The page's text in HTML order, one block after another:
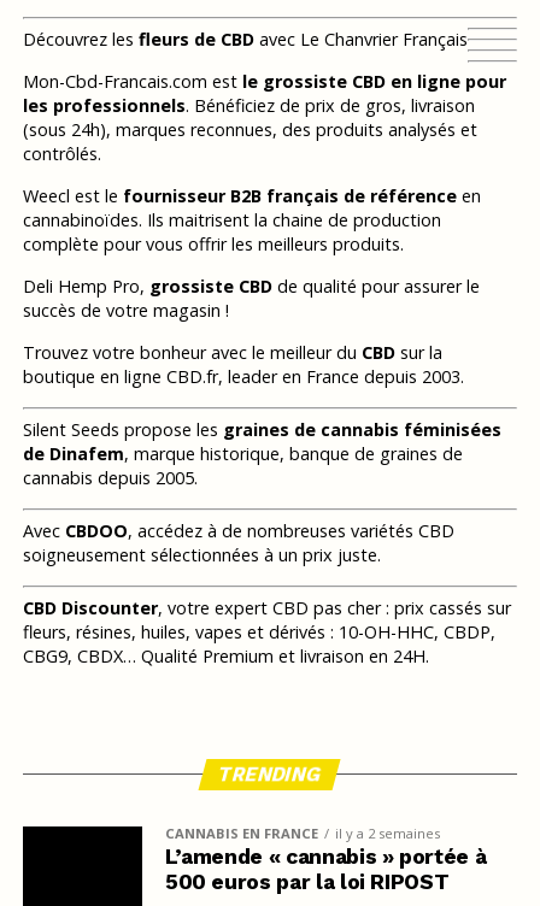
Découvrez les fleurs de CBDavec Le Chanvrier Français
Mon-Cbd-Francais.com est le grossiste CBD en ligne pour
les professionnels. Bénéficiez de prix de gros, livraison
(sous 24h), marques reconnues, des produits analysés et
contrôlés.
Weecl est le fournisseur B2B français de référenceen
cannabinoïdes. Ils maitrisent la chaine de production
complète pour vous offrir les meilleurs produits.
Deli Hemp Pro, grossiste CBDde qualité pour assurer le
succès de votre magasin !
Trouvez votre bonheur avec le meilleur du CBDsur la
boutique en ligne CBD.fr, leader en France depuis 2003.
Silent Seeds propose les graines de cannabis féminisées
de Dinafem, marque historique, banque de graines de
cannabis depuis 2005.
Avec CBDOO, accédez à de nombreuses variétés CBD
soigneusement sélectionnées à un prix juste.
CBD Discounter, votre expert CBD pas cher : prix cassés sur
fleurs, résines, huiles, vapes et dérivés : 10-OH-HHC, CBDP,
CBG9, CBDX… Qualité Premium et livraison en 24H.
TRENDING
CANNABIS EN FRANCE il y a 2 semaines
L’amende « cannabis » portée à
500 euros par la loi RIPOST